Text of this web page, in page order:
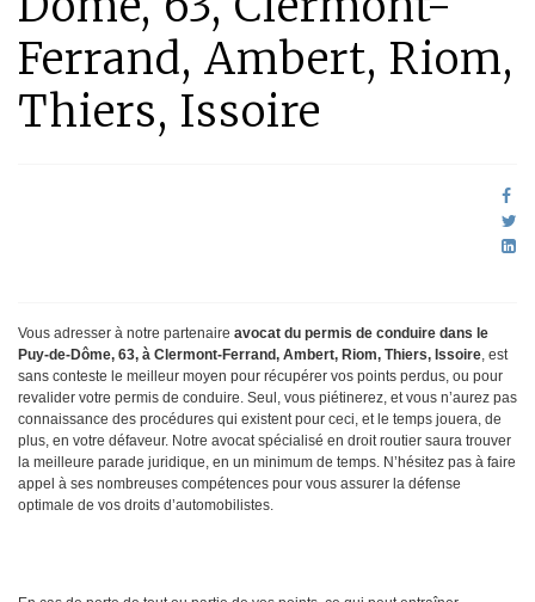
Ferrand, Ambert, Riom,
Thiers, Issoire
Vous adresser à notre partenaire avocat du permis de conduire dans le
Puy-de-Dôme, 63, à Clermont-Ferrand, Ambert, Riom, Thiers, Issoire, est
sans conteste le meilleur moyen pour récupérer vos points perdus, ou pour
revalider votre permis de conduire. Seul, vous piétinerez, et vous n’aurez pas
connaissance des procédures qui existent pour ceci, et le temps jouera, de
plus, en votre défaveur. Notre avocat spécialisé en droit routier saura trouver
la meilleure parade juridique, en un minimum de temps. N’hésitez pas à faire
appel à ses nombreuses compétences pour vous assurer la défense
optimale de vos droits d’automobilistes.